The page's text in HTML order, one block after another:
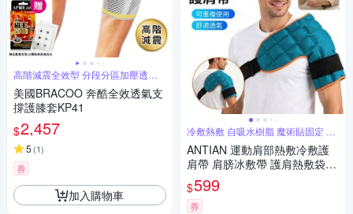
高階減震全效型 分段分區加壓透氣
設計
美國BRACOO 奔酷全效透氣支
撐護膝套KP41
$2,457
5 (1)
券
加入購物車
冷敷熱敷 自吸水樹脂 魔術貼固定 迴
圈使
ANTIAN 運動肩部熱敷冷敷護
肩帶 肩膀冰敷帶 護肩熱敷袋綁
帶 肩部固定帶（非醫療器材）
$599
券